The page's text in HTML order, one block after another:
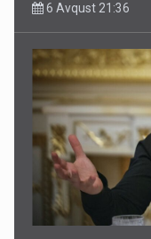
6 Avqust 21:36